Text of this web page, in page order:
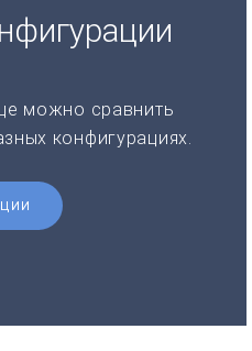
можно сравнить
конфигурациях.